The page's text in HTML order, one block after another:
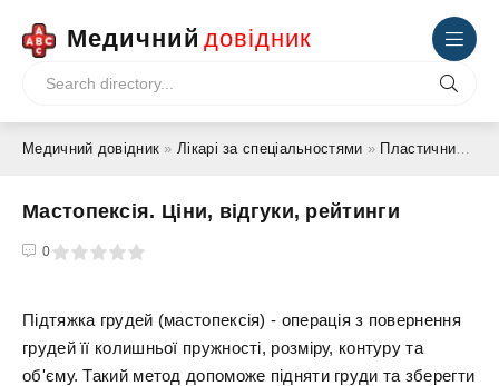
Медичний довідник
Медичний довідник »Лікарі за спеціальностями » Пластичний хірург
Мастопексія. Ціни, відгуки, рейтинги
0
5
Підтяжка грудей (мастопексія) - операція з повернення
грудей її колишньої пружності, розміру, контуру та
об'єму. Такий метод допоможе підняти груди та зберегти